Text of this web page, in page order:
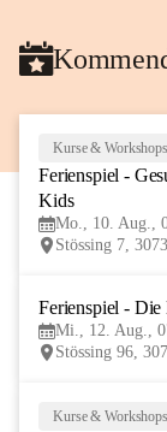
Kurse & Workshops
Ferienspiel -
Kids
Mo., 10. Aug.,
Stössing 7,
Ferienspiel -
Mi., 12. Aug.,
Stössing 96,
Kurse & Workshops